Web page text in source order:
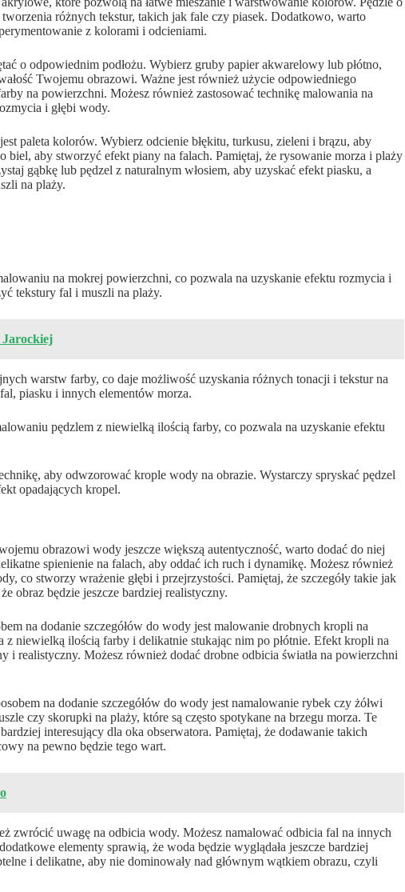
różnych tekstur, takich jak fale czy piasek. Dodatkowo, warto
z kolorami i odcieniami.
o odpowiednim podłożu. Wybierz gruby papier akwarelowy lub płótno,
Twojemu obrazowi. Ważne jest również użycie odpowiedniego
na powierzchni. Możesz również zastosować technikę malowania na
i głębi wody.
paleta kolorów. Wybierz odcienie błękitu, turkusu, zieleni i brązu, aby
biel, aby stworzyć efekt piany na falach. Pamiętaj, że rysowanie morza i plaży
gąbkę lub pędzel z naturalnym włosiem, aby uzyskać efekt piasku, a
na plaży.
na mokrej powierzchni, co pozwala na uzyskanie efektu rozmycia i
tekstury fal i muszli na plaży.
warstw farby, co daje możliwość uzyskania różnych tonacji i tekstur na
piasku i innych elementów morza.
pędzlem z niewielką ilością farby, co pozwala na uzyskanie efektu
aby odwzorować krople wody na obrazie. Wystarczy spryskać pędzel
opadających kropel.
obrazowi wody jeszcze większą autentyczność, warto dodać do niej
spienienie na falach, aby oddać ich ruch i dynamikę. Możesz również
co stworzy wrażenie głębi i przejrzystości. Pamiętaj, że szczegóły takie jak
obraz będzie jeszcze bardziej realistyczny.
na dodanie szczegółów do wody jest malowanie drobnych kropli na
niewielką ilością farby i delikatnie stukając nim po płótnie. Efekt kropli na
i realistyczny. Możesz również dodać drobne odbicia światła na powierzchni
na dodanie szczegółów do wody jest namalowanie rybek czy żółwi
czy skorupki na plaży, które są często spotykane na brzegu morza. Te
interesujący dla oka obserwatora. Pamiętaj, że dodawanie takich
na pewno będzie tego wart.
zwrócić uwagę na odbicia wody. Możesz namalować odbicia fal na innych
elementy sprawią, że woda będzie wyglądała jeszcze bardziej
i delikatne, aby nie dominowały nad głównym wątkiem obrazu, czyli